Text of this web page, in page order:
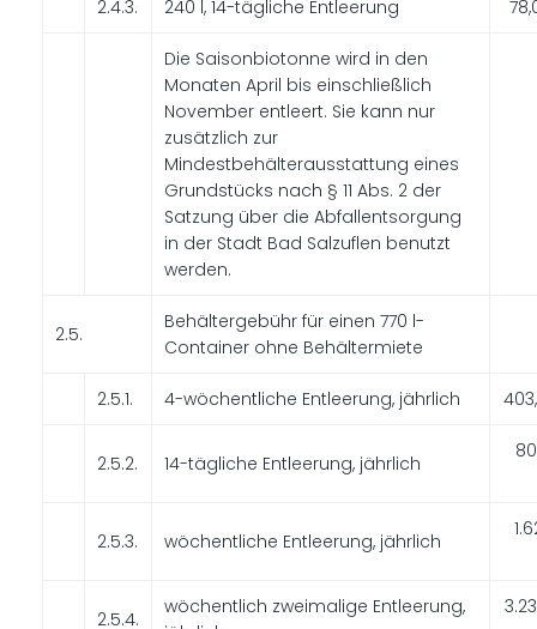
2.4.3. 240 l, 14-tägliche Entleerung
Die Saisonbiotonne wird in den
Monaten April bis einschließlich
November entleert. Sie kann nur
zusätzlich zur
Mindestbehälterausstattung eines
Grundstücks nach § 11 Abs. 2 der
Satzung über die Abfallentsorgung
in der Stadt Bad Salzuflen benutzt
werden.
2.5.
Behältergebühr für einen 770 l-
Container ohne Behältermiete
2.5.1. 4-wöchentliche Entleerung, jährlich
2.5.2. 14-tägliche Entleerung, jährlich
2.5.3. wöchentliche Entleerung, jährlich
2.5.4.
wöchentlich zweimalige Entleerung,